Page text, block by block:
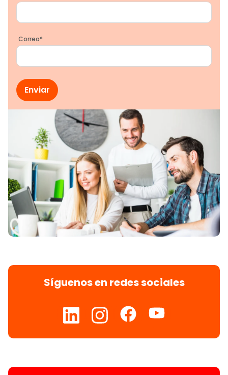
Correo*
Síguenos en redes sociales